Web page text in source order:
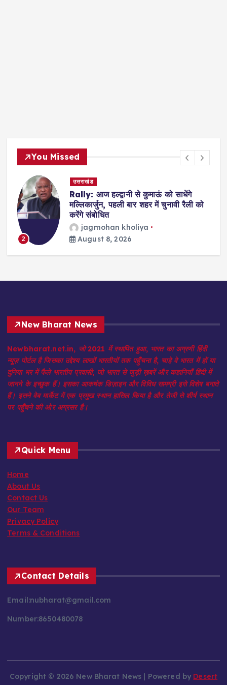
You Missed
2
उत्तराखंड
Rally: आज हल्द्वानी से कुमाऊं को साधेंगे
मल्लिकार्जुन, पहली बार शहर में चुनावी रैली को
करेंगे संबोधित
jagmohan kholiya
August 8, 2026
New Bharat News
Newbharat.net.in, जो 2021 में स्थापित हुआ, भारत का अग्रणी हिंदी
न्यूज़ पोर्टल है जिसका उद्देश्य लाखों भारतीयों तक पहुँचना है, चाहे वे भारत में हों या
दुनिया भर में फैले भारतीय प्रवासी, जो भारत से जुड़ी ख़बरें और कहानियाँ हिंदी में
जानने के इच्छुक हैं। इसका आकर्षक डिज़ाइन और विविध सामग्री इसे विशेष बनाते
हैं। इसने वेब मार्केट में एक प्रमुख स्थान हासिल किया है और तेजी से शीर्ष स्थान
पर पहुँचने की ओर अग्रसर है।
Quick Menu
Home
About Us
Contact Us
Our Team
Privacy Policy
Terms & Conditions
Contact Details
Email:nubharat@gmail.com
Number:8650480078
Copyright © 2026 New Bharat News | Powered by Desert